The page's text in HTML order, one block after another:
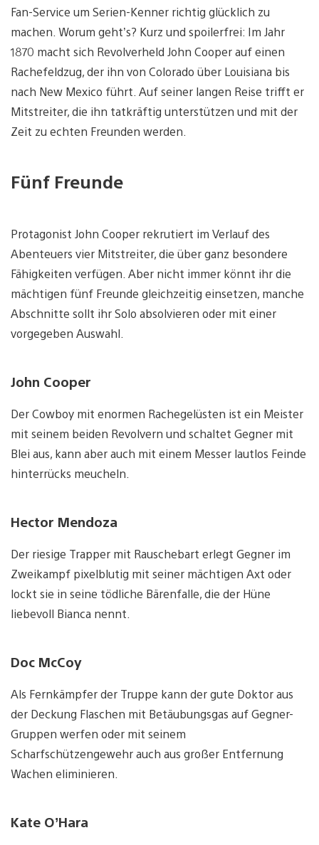
Fan-Service um Serien-Kenner richtig glücklich zu
machen. Worum geht’s? Kurz und spoilerfrei: Im Jahr
1870 macht sich Revolverheld John Cooper auf einen
Rachefeldzug, der ihn von Colorado über Louisiana bis
nach New Mexico führt. Auf seiner langen Reise trifft er
Mitstreiter, die ihn tatkräftig unterstützen und mit der
Zeit zu echten Freunden werden.
Fünf Freunde
Protagonist John Cooper rekrutiert im Verlauf des
Abenteuers vier Mitstreiter, die über ganz besondere
Fähigkeiten verfügen. Aber nicht immer könnt ihr die
mächtigen fünf Freunde gleichzeitig einsetzen, manche
Abschnitte sollt ihr Solo absolvieren oder mit einer
vorgegeben Auswahl.
John Cooper
Der Cowboy mit enormen Rachegelüsten ist ein Meister
mit seinem beiden Revolvern und schaltet Gegner mit
Blei aus, kann aber auch mit einem Messer lautlos Feinde
hinterrücks meucheln.
Hector Mendoza
Der riesige Trapper mit Rauschebart erlegt Gegner im
Zweikampf pixelblutig mit seiner mächtigen Axt oder
lockt sie in seine tödliche Bärenfalle, die der Hüne
liebevoll Bianca nennt.
Doc McCoy
Als Fernkämpfer der Truppe kann der gute Doktor aus
der Deckung Flaschen mit Betäubungsgas auf Gegner-
Gruppen werfen oder mit seinem
Scharfschützengewehr auch aus großer Entfernung
Wachen eliminieren.
Kate O’Hara